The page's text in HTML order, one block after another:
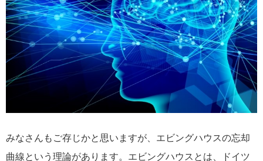
みなさんもご存じかと思いますが、エビングハウスの忘却
曲線という理論があります。エビングハウスとは、ドイツ